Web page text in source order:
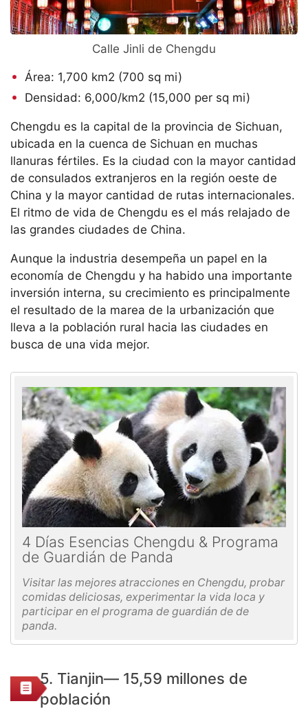
Calle Jinli de Chengdu
Área: 1,700 km2 (700 sq mi)
Densidad: 6,000/km2 (15,000 per sq mi)
Chengdu es la capital de la provincia de Sichuan,
ubicada en la cuenca de Sichuan en muchas
llanuras fértiles. Es la ciudad con la mayor cantidad
de consulados extranjeros en la región oeste de
China y la mayor cantidad de rutas internacionales.
El ritmo de vida de Chengdu es el más relajado de
las grandes ciudades de China.
Aunque la industria desempeña un papel en la
economía de Chengdu y ha habido una importante
inversión interna, su crecimiento es principalmente
el resultado de la marea de la urbanización que
lleva a la población rural hacia las ciudades en
busca de una vida mejor.
4 Días Esencias Chengdu & Programa
de Guardián de Panda
Visitar las mejores atracciones en Chengdu, probar
comidas deliciosas, experimentar la vida loca y
participar en el programa de guardián de de
panda.
5. Tianjin— 15,59 millones de
población